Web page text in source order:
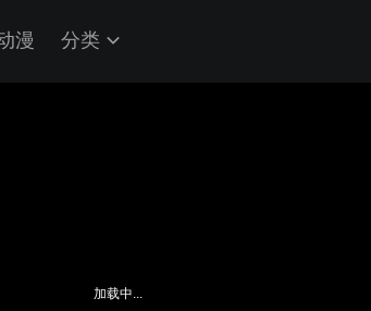
漫 分类
加载中...